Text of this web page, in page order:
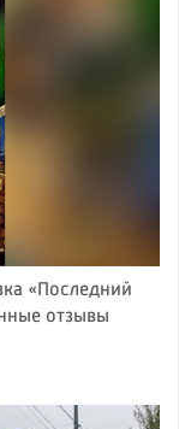
«Последний
отзывы